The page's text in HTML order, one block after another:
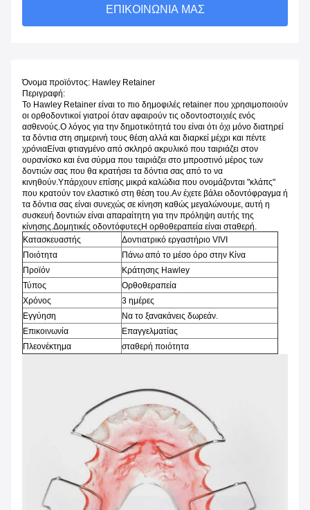
ΕΠΙΚΟΙΝΩΝΊΑ ΜΑΣ
Όνομα προϊόντος: Hawley Retainer
Περιγραφή:
Το Hawley Retainer είναι το πιο δημοφιλές retainer που χρησιμοποιούν
οι ορθοδοντικοί γιατροί όταν αφαιρούν τις οδοντοστοιχιές ενός
ασθενούς.Ο λόγος για την δημοτικότητά του είναι ότι όχι μόνο διατηρεί
τα δόντια στη σημερινή τους θέση αλλά και διαρκεί μέχρι και πέντε
χρόνιαΕίναι φτιαγμένο από σκληρό ακρυλικό που ταιριάζει στον
ουρανίσκο και ένα σύρμα που ταιριάζει στο μπροστινό μέρος των
δοντιών σας που θα κρατήσει τα δόντια σας από το να
κινηθούν.Υπάρχουν επίσης μικρά καλώδια που ονομάζονται "κλάπς"
που κρατούν τον ελαστικό στη θέση του.Αν έχετε βάλει οδοντόφραγμα ή
τα δόντια σας είναι συνεχώς σε κίνηση καθώς μεγαλώνουμε, αυτή η
συσκευή δοντιών είναι απαραίτητη για την πρόληψη αυτής της
κίνησης.Δομητικές οδοντόφυτεςΗ ορθοθεραπεία είναι σταθερή.
Κατασκευαστής
Δοντιατρικό εργαστήριο VIVI
Ποιότητα
Πάνω από το μέσο όρο στην Κίνα
Προϊόν
Κράτησης Hawley
Τύπος
Ορθοθεραπεία
Χρόνος
3 ημέρες
Εγγύηση
Να το ξανακάνεις δωρεάν.
Επικοινωνία
Επαγγελματίας
Πλεονέκτημα
σταθερή ποιότητα